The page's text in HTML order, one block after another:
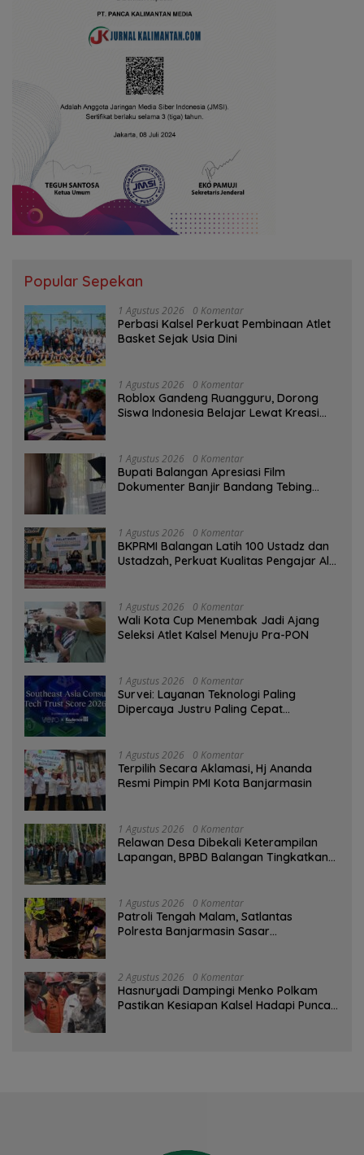
Popular Sepekan
1 Agustus 2026 0 Komentar
Perbasi Kalsel Perkuat Pembinaan Atlet
Basket Sejak Usia Dini
1 Agustus 2026 0 Komentar
Roblox Gandeng Ruangguru, Dorong
Siswa Indonesia Belajar Lewat Kreasi
1 Agustus 2026 0 Komentar
Bupati Balangan Apresiasi Film
Dokumenter Banjir Bandang Tebing
1 Agustus 2026 0 Komentar
BKPRMI Balangan Latih 100 Ustadz dan
Ustadzah, Perkuat Kualitas Pengajar Al-
1 Agustus 2026 0 Komentar
Wali Kota Cup Menembak Jadi Ajang
Seleksi Atlet Kalsel Menuju Pra-PON
1 Agustus 2026 0 Komentar
Survei: Layanan Teknologi Paling
Dipercaya Justru Paling Cepat
1 Agustus 2026 0 Komentar
‎Terpilih Secara Aklamasi, Hj Ananda
Resmi Pimpin PMI Kota Banjarmasin
1 Agustus 2026 0 Komentar
Relawan Desa Dibekali Keterampilan
Lapangan, BPBD Balangan Tingkatkan
1 Agustus 2026 0 Komentar
Patroli Tengah Malam, Satlantas
Polresta Banjarmasin Sasar
2 Agustus 2026 0 Komentar
Hasnuryadi Dampingi Menko Polkam
Pastikan Kesiapan Kalsel Hadapi Puncak